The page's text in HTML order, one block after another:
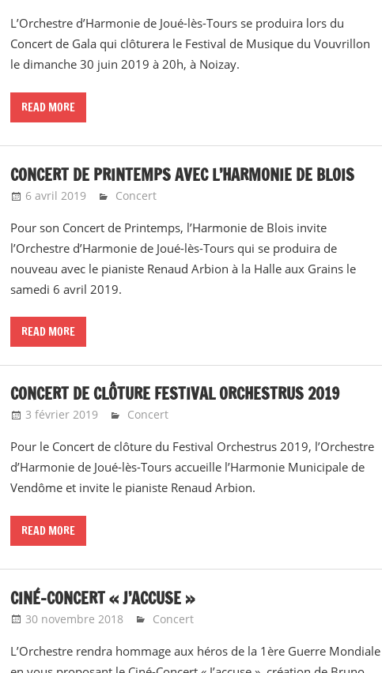
L’Orchestre d’Harmonie de Joué-lès-Tours se produira lors du
Concert de Gala qui clôturera le Festival de Musique du Vouvrillon
le dimanche 30 juin 2019 à 20h, à Noizay.
READ MORE
CONCERT DE PRINTEMPS AVEC L’HARMONIE DE BLOIS
6 avril 2019 Emeline Design
Concert
Pour son Concert de Printemps, l’Harmonie de Blois invite
l’Orchestre d’Harmonie de Joué-lès-Tours qui se produira de
nouveau avec le pianiste Renaud Arbion à la Halle aux Grains le
samedi 6 avril 2019.
READ MORE
CONCERT DE CLÔTURE FESTIVAL ORCHESTRUS 2019
3 février 2019 Emeline Design
Concert
Pour le Concert de clôture du Festival Orchestrus 2019, l’Orchestre
d’Harmonie de Joué-lès-Tours accueille l’Harmonie Municipale de
Vendôme et invite le pianiste Renaud Arbion.
READ MORE
CINÉ-CONCERT « J’ACCUSE »
30 novembre 2018 Emeline Design
Concert
L’Orchestre rendra hommage aux héros de la 1ère Guerre Mondiale